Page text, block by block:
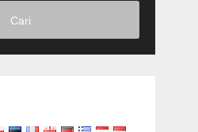
Cari